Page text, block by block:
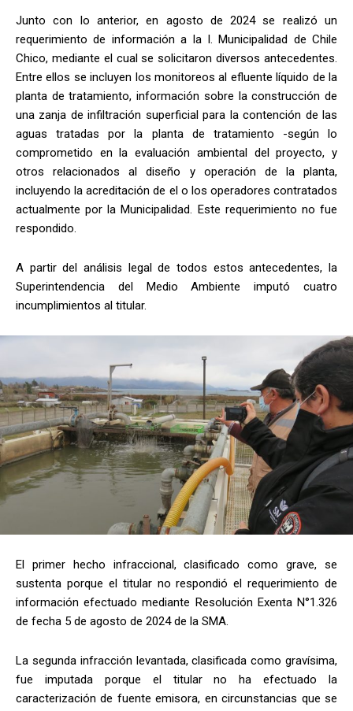
Junto con lo anterior, en agosto de 2024 se realizó un
requerimiento de información a la I. Municipalidad de Chile
Chico, mediante el cual se solicitaron diversos antecedentes.
Entre ellos se incluyen los monitoreos al efluente líquido de la
planta de tratamiento, información sobre la construcción de
una zanja de infiltración superficial para la contención de las
aguas tratadas por la planta de tratamiento -según lo
comprometido en la evaluación ambiental del proyecto, y
otros relacionados al diseño y operación de la planta,
incluyendo la acreditación de el o los operadores contratados
actualmente por la Municipalidad. Este requerimiento no fue
respondido.
A partir del análisis legal de todos estos antecedentes, la
Superintendencia del Medio Ambiente imputó cuatro
incumplimientos al titular.
El primer hecho infraccional, clasificado como grave, se
sustenta porque el titular no respondió el requerimiento de
información efectuado mediante Resolución Exenta N°1.326
de fecha 5 de agosto de 2024 de la SMA.
La segunda infracción levantada, clasificada como gravísima,
fue imputada porque el titular no ha efectuado la
caracterización de fuente emisora, en circunstancias que se